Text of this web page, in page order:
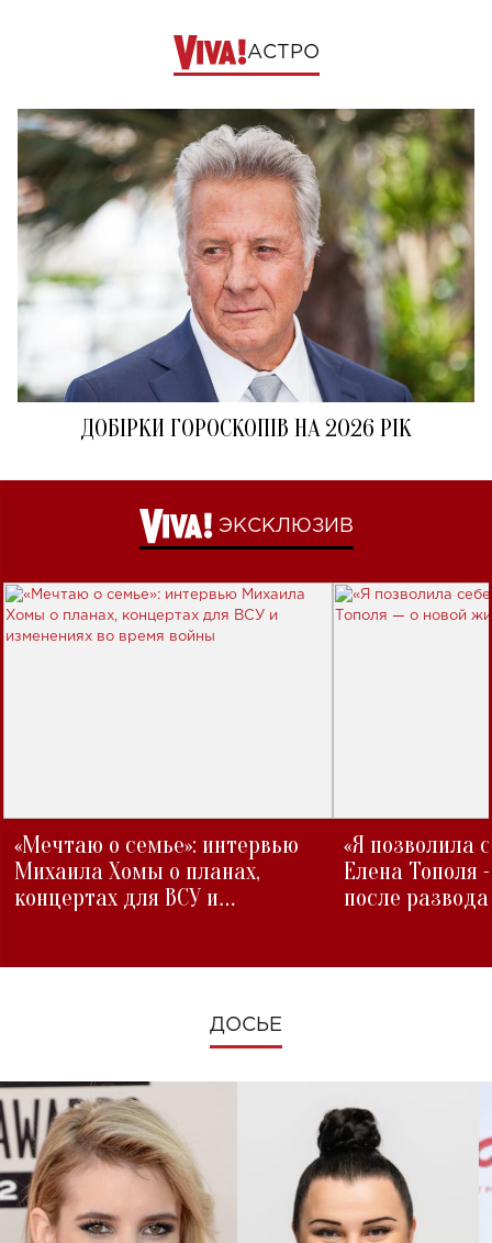
АСТРО
ДОБІРКИ ГОРОСКОПІВ НА 2026 РІК
ЭКСКЛЮЗИВ
«Мечтаю о семье»: интервью
Михаила Хомы о планах,
концертах для ВСУ и
«Я позволила
Елена Тополя
после развода
ДОСЬЕ